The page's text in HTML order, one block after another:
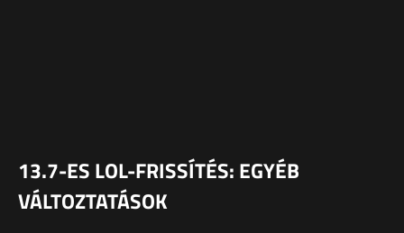
13.7-ES LOL-FRISSÍTÉS: EGYÉB
VÁLTOZTATÁSOK